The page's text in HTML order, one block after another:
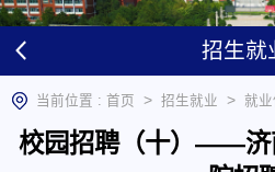
招生就
当前位置 : 首页 > 招生就业 > 就业
校园招聘（十）——济